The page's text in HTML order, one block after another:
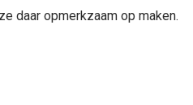
daar opmerkzaam op maken.